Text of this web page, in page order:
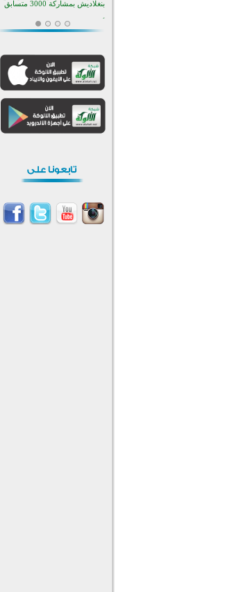
افتتاح تاريخي لأول مسجد في
منطقة ريبوفسي تحتفل بميلاد
أكبر مشروع إسلامي في ريف
أستراليا يفتتح أبوابه بعد سنوات من
العمل والعطاء
القرآن والتربية في صدارة البرامج
وساراتوف وموردوفيا هذا العام
اختتام الدورة التاسعة لمسابقة
وتلاوة القرآن الكريم في أزناكاييف
اختتام منافسات قرآنية متميزة في
بنغلاديش بمشاركة 3000 متسابق